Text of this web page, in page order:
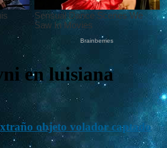
en luisiana
objeto volador captado